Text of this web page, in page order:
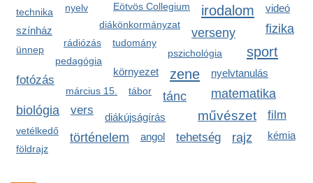
Eötvös Collegium
nyelv irodalom
diákönkormányzat
videó
technika
színház verseny fizika
rádiózás
tudomány
pszichológia
sport
ünnep
pedagógia
környezet zene nyelvtanulás
fotózás
március 15. matematika
tábor
biológia
tánc
vers művészet
diákújságírás
vetélkedő
film
kémia
történelem angol tehetség rajz
földrajz